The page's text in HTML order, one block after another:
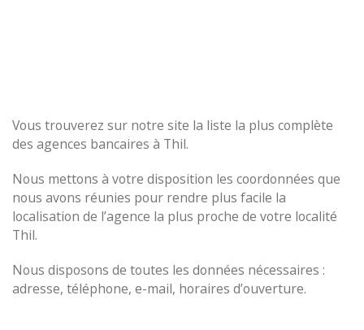
Vous trouverez sur notre site la liste la plus complète
des agences bancaires à Thil.
Nous mettons à votre disposition les coordonnées que
nous avons réunies pour rendre plus facile la
localisation de l’agence la plus proche de votre localité
Thil.
Nous disposons de toutes les données nécessaires :
adresse, téléphone, e-mail, horaires d’ouverture.